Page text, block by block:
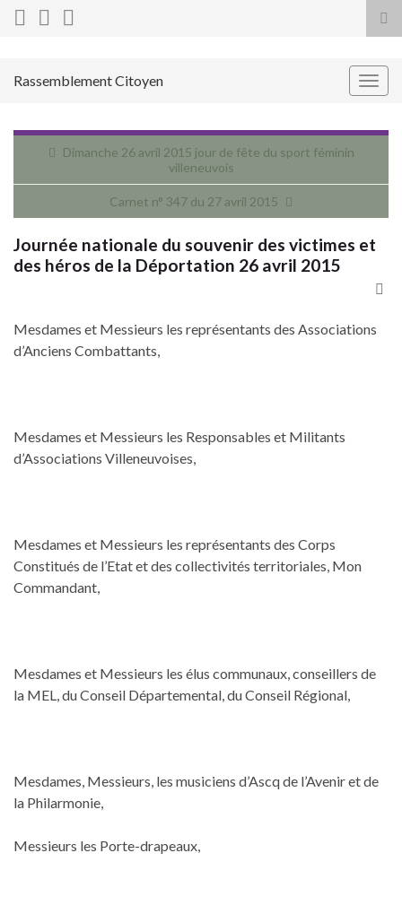
Rassemblement Citoyen
Dimanche 26 avril 2015 jour de fête du sport féminin
villeneuvois
Carnet n° 347 du 27 avril 2015
Journée nationale du souvenir des victimes et
des héros de la Déportation 26 avril 2015
Mesdames et Messieurs les représentants des Associations
d’Anciens Combattants,
Mesdames et Messieurs les Responsables et Militants
d’Associations Villeneuvoises,
Mesdames et Messieurs les représentants des Corps
Constitués de l’Etat et des collectivités territoriales, Mon
Commandant,
Mesdames et Messieurs les élus communaux, conseillers de
la MEL, du Conseil Départemental, du Conseil Régional,
Mesdames, Messieurs, les musiciens d’Ascq de l’Avenir et de
la Philarmonie,
Messieurs les Porte-drapeaux,